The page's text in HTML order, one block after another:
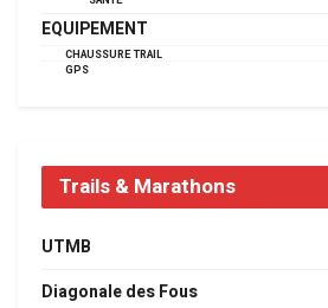
EQUIPEMENT
CHAUSSURE TRAIL
GPS
Trails & Marathons
UTMB
Diagonale des Fous